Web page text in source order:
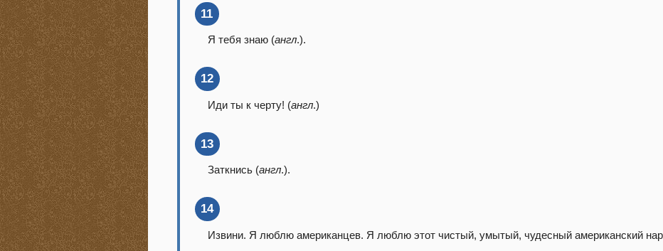
11
Я тебя знаю (англ.).
12
Иди ты к черту! (англ.)
13
Заткнись (англ.).
14
Извини. Я люблю американцев. Я люблю этот чистый, умытый, чудесный американский